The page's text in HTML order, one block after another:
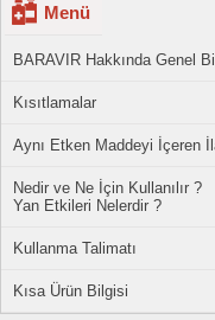
Menü
BARAVIR Hakkında Genel
Kısıtlamalar
Aynı Etken Maddeyi İçeren
Nedir ve Ne İçin Kullanılır ?
Yan Etkileri Nelerdir ?
Kullanma Talimatı
Kısa Ürün Bilgisi